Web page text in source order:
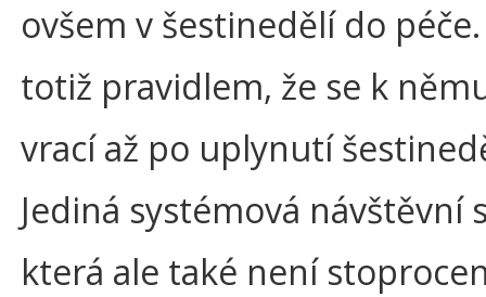
ovšem v šestinedělí do
totiž pravidlem, že se k
vrací až po uplynutí
Jediná systémová návštěvní
která ale také není